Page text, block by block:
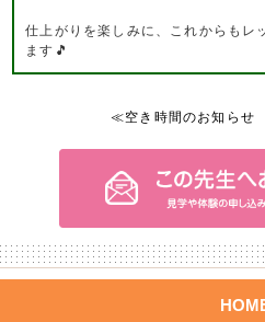
仕上がりを楽しみに、これからもレ
ます🎵
≪空き時間のお知らせ